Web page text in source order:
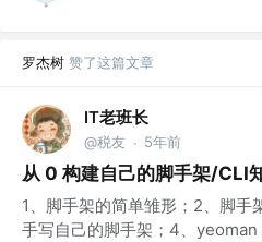
罗杰树 赞了这篇文章
IT老班长
@税友 · 5年前
从 0 构建自己的脚手架/CLI
1、脚手架的简单雏形；2、脚手
手写自己的脚手架；4、yeoman